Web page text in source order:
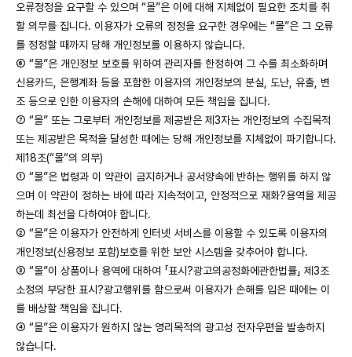
오류정정을 요구할 수 있으며 “몰”은 이에 대해 지체없이 필요한 조치를 취
할 의무를 집니다. 이용자가 오류의 정정을 요구한 경우에는 “몰”은 그 오류
를 정정할 때까지 당해 개인정보를 이용하지 않습니다.
⑥ “몰”은 개인정보 보호를 위하여 관리자를 한정하여 그 수를 최소화하며
신용카드, 은행계좌 등을 포함한 이용자의 개인정보의 분실, 도난, 유출, 변
조 등으로 인한 이용자의 손해에 대하여 모든 책임을 집니다.
⑦ “몰” 또는 그로부터 개인정보를 제공받은 제3자는 개인정보의 수집목적
또는 제공받은 목적을 달성한 때에는 당해 개인정보를 지체없이 파기합니다.
제18조(“몰“의 의무)
① “몰”은 법령과 이 약관이 금지하거나 공서양속에 반하는 행위를 하지 않
으며 이 약관이 정하는 바에 따라 지속적이고, 안정적으로 재화?용역을 제공
하는데 최선을 다하여야 합니다.
② “몰”은 이용자가 안전하게 인터넷 서비스를 이용할 수 있도록 이용자의
개인정보(신용정보 포함)보호를 위한 보안 시스템을 갖추어야 합니다.
③ “몰”이 상품이나 용역에 대하여 「표시?광고의공정화에관한법률」 제3조
소정의 부당한 표시?광고행위를 함으로써 이용자가 손해를 입은 때에는 이
를 배상할 책임을 집니다.
④ “몰”은 이용자가 원하지 않는 영리목적의 광고성 전자우편을 발송하지
않습니다.